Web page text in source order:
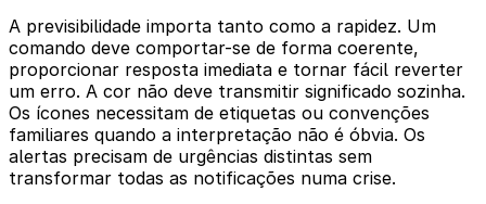
A previsibilidade importa tanto como a rapidez. Um
comando deve comportar-se de forma coerente,
proporcionar resposta imediata e tornar fácil reverter
um erro. A cor não deve transmitir significado sozinha.
Os ícones necessitam de etiquetas ou convenções
familiares quando a interpretação não é óbvia. Os
alertas precisam de urgências distintas sem
transformar todas as notificações numa crise.